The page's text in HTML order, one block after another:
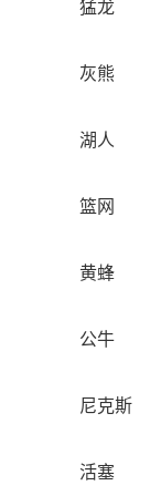
猛龙
灰熊
湖人
篮网
黄蜂
公牛
尼克斯
活塞